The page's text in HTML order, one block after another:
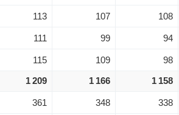
113 107 108
111 99 94
115 109 98
1 209 1 166 1 158
361 348 338